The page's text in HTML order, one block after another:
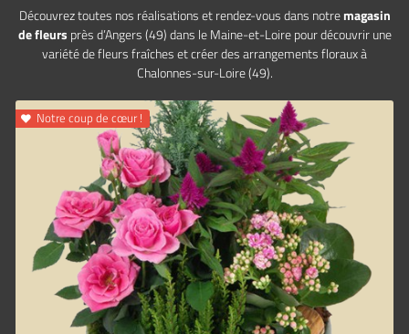
Découvrez toutes nos réalisations et rendez-vous dans notremagasin
de fleurs près d’Angers (49) dans le Maine-et-Loire pour découvrir une
variété de fleurs fraîches et créer des arrangements floraux à
Chalonnes-sur-Loire (49).
 Notre coup de cœur !